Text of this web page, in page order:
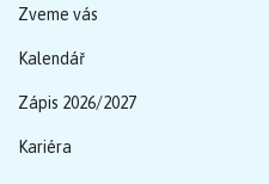
Zveme vás
Kalendář
Zápis 2026/2027
Kariéra